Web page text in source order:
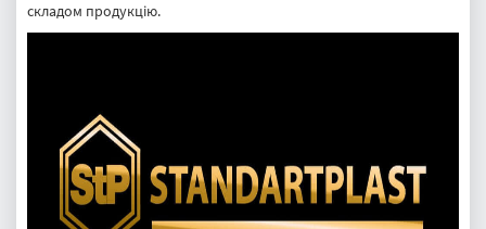
складом продукцію.